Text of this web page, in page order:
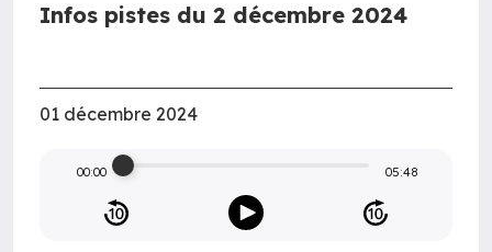
Infos pistes du 2 décembre 2024
01 décembre 2024
00:00 05:48